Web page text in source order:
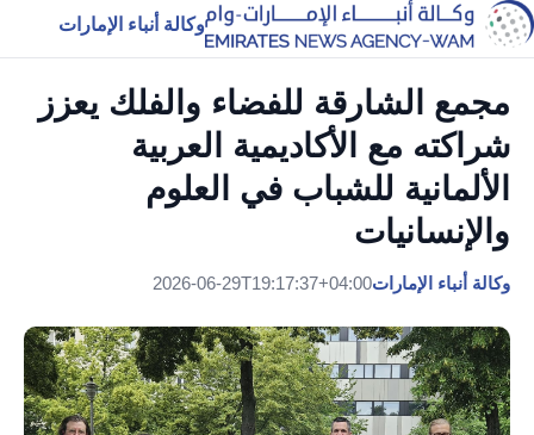
وكالة أنباء الإمارات
مجمع الشارقة للفضاء والفلك يعزز
شراكته مع الأكاديمية العربية
الألمانية للشباب في العلوم
والإنسانيات
وكالة أنباء الإمارات2026-06-29T19:17:37+04:00